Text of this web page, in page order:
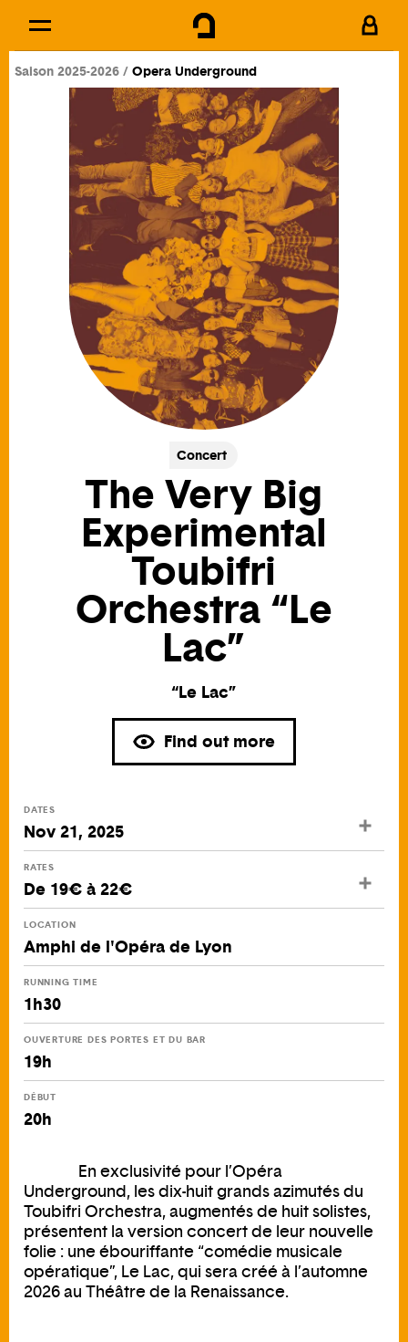
Skip to
Saison 2025-2026 Opera Underground
Concert
The Very Big
Experimental
Toubifri
Orchestra “Le
Lac”
“Le Lac”
Find out more
DATES
Nov 21, 2025
RATES
De 19€ à 22€
LOCATION
Amphi de l'Opéra de Lyon
RUNNING TIME
1h30
OUVERTURE DES PORTES ET DU BAR
19h
DÉBUT
20h
En exclusivité pour l’Opéra
Underground, les dix-huit grands azimutés du
Toubifri Orchestra, augmentés de huit solistes,
présentent la version concert de leur nouvelle
folie : une ébouriffante “comédie musicale
opératique”, Le Lac, qui sera créé à l’automne
2026 au Théâtre de la Renaissance.